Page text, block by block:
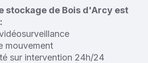
stockage de Bois d'Arcy est
mouvement
sur intervention 24h/24